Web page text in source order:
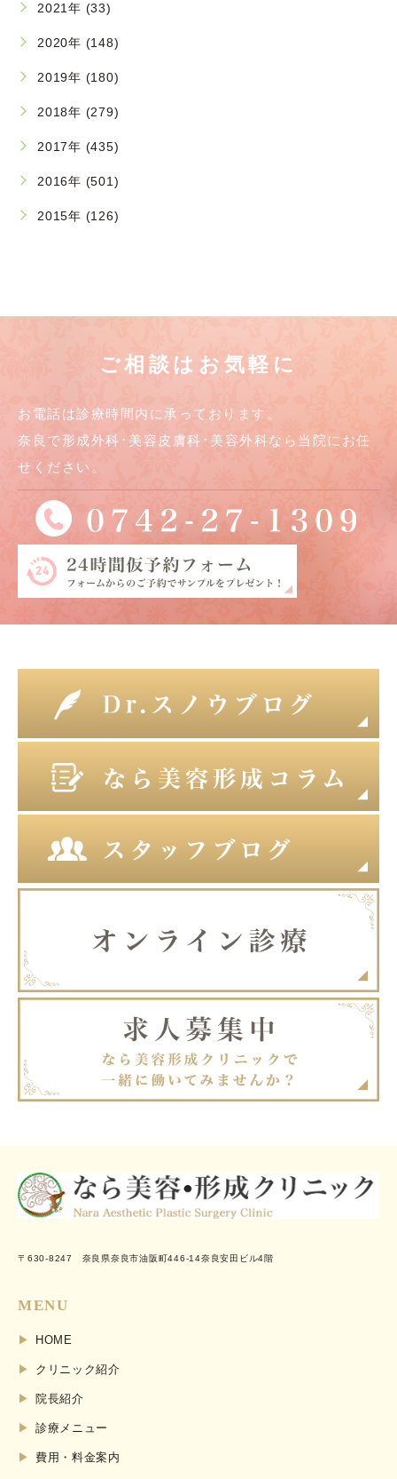
2021年 (33)
2020年 (148)
2019年 (180)
2018年 (279)
2017年 (435)
2016年 (501)
2015年 (126)
ご相談はお気軽に
お電話は診療時間内に承っております。
奈良で形成外科･美容皮膚科･美容外科なら当院にお任
せください。
〒630-8247 奈良県奈良市油阪町446-14奈良安田ビル4階
MENU
HOME
クリニック紹介
院長紹介
診療メニュー
費用・料金案内